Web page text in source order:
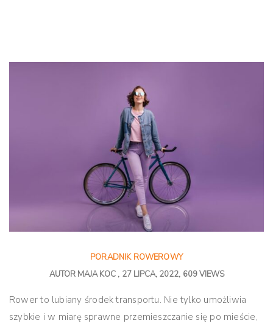
PORADNIK ROWEROWY
AUTOR MAJA KOC 27 LIPCA, 2022 609 VIEWS
Rower to lubiany środek transportu. Nie tylko umożliwia
szybkie i w miarę sprawne przemieszczanie się po mieście,